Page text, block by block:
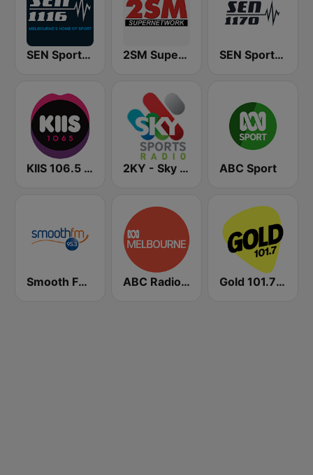
SEN Sports 1116 AM 2SM Super Radio SEN Sports 1170 Sydney
KIIS 106.5 FM 2KY - Sky Sports Radio ABC Sport
Smooth FM 95.3 Sydney ABC Radio Melbourne Gold 101.7 FM